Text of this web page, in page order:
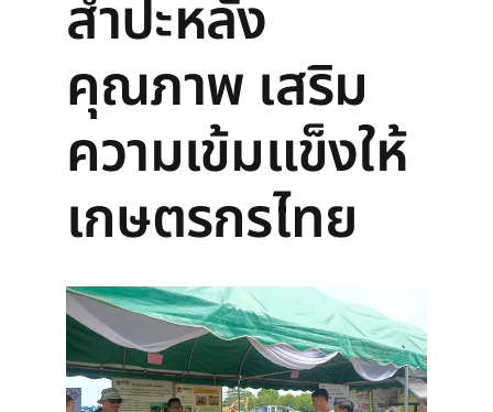
สำปะหลัง
คุณภาพ เสริม
ความเข้มแข็งให้
เกษตรกรไทย